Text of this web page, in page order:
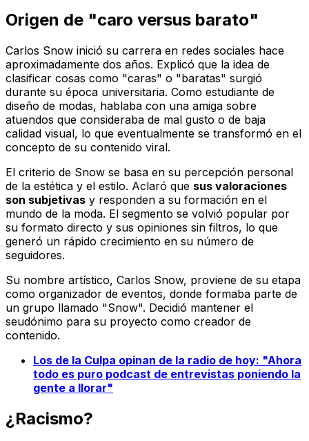
Origen de "caro versus barato"
Carlos Snow inició su carrera en redes sociales hace
aproximadamente dos años. Explicó que la idea de
clasificar cosas como "caras" o "baratas" surgió
durante su época universitaria. Como estudiante de
diseño de modas, hablaba con una amiga sobre
atuendos que consideraba de mal gusto o de baja
calidad visual, lo que eventualmente se transformó en el
concepto de su contenido viral.
El criterio de Snow se basa en su percepción personal
de la estética y el estilo. Aclaró que sus valoraciones
son subjetivas y responden a su formación en el
mundo de la moda. El segmento se volvió popular por
su formato directo y sus opiniones sin filtros, lo que
generó un rápido crecimiento en su número de
seguidores.
Su nombre artístico, Carlos Snow, proviene de su etapa
como organizador de eventos, donde formaba parte de
un grupo llamado "Snow". Decidió mantener el
seudónimo para su proyecto como creador de
contenido.
Los de la Culpa opinan de la radio de hoy: "Ahora
todo es puro podcast de entrevistas poniendo la
gente a llorar"
¿Racismo?